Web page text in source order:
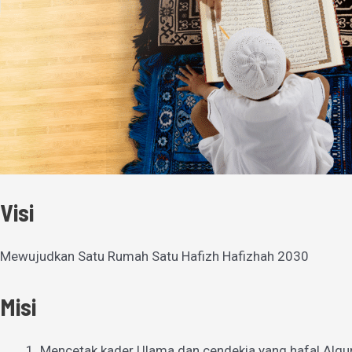
Visi
Mewujudkan Satu Rumah Satu Hafizh Hafizhah 2030
Misi